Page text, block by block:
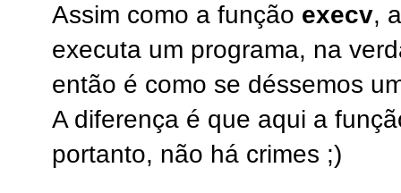
Assim como a função execv,
executa um programa, na
então é como se déssemos
A diferença é que aqui a
portanto, não há crimes ;)